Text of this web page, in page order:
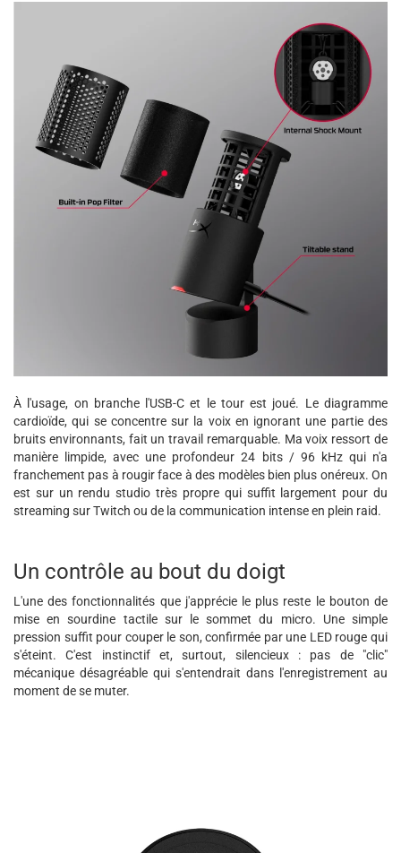
À l'usage, on branche l'USB-C et le tour est joué. Le diagramme
cardioïde, qui se concentre sur la voix en ignorant une partie des
bruits environnants, fait un travail remarquable. Ma voix ressort de
manière limpide, avec une profondeur 24 bits / 96 kHz qui n'a
franchement pas à rougir face à des modèles bien plus onéreux. On
est sur un rendu studio très propre qui suffit largement pour du
streaming sur Twitch ou de la communication intense en plein raid.
Un contrôle au bout du doigt
L'une des fonctionnalités que j'apprécie le plus reste le bouton de
mise en sourdine tactile sur le sommet du micro. Une simple
pression suffit pour couper le son, confirmée par une LED rouge qui
s'éteint. C'est instinctif et, surtout, silencieux : pas de "clic"
mécanique désagréable qui s'entendrait dans l'enregistrement au
moment de se muter.